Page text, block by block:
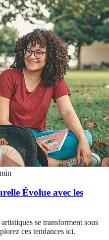
min
Évolue avec les
se transforment sous
ces tendances ici.